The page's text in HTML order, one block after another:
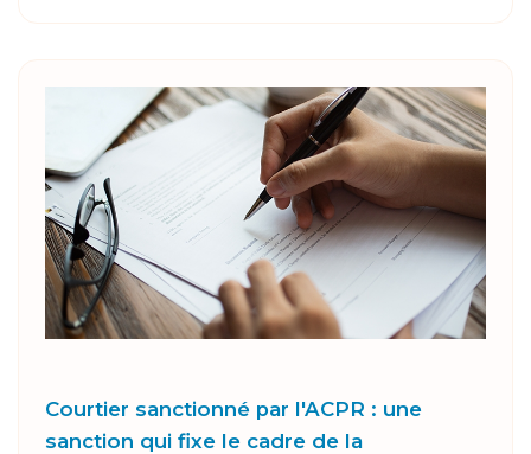
Courtier sanctionné par l'ACPR : une
sanction qui fixe le cadre de la